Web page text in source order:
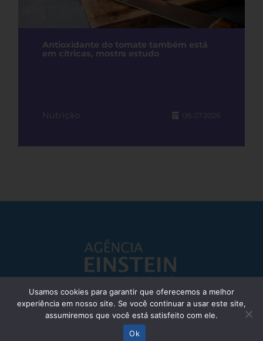
Antioxidante do tomate também está
em cítricas, mostra estudo
Nutrição 08.07.2026
Responsável Técnico: Dr. Eliezer Silva - CRM: 85148-SP
© Einstein Hospital Israelita 2025 - Todos os direitos reservados
Usamos cookies para garantir que oferecemos a melhor
experiência em nosso site. Se você continuar a usar este site,
assumiremos que você está satisfeito com ele.
Ok